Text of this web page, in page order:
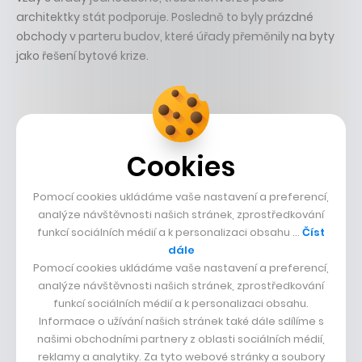
architektky stát podporuje. Posledně to byly prázdné
obchody v parteru budov, které úřady přeměnily na byty
jako řešení bytové krize.
Koncertní sál je jako dobré jídlo. Záleží i na
atmosféře a tom, kdo jí, říká Petr Hájek
Cookies
Pomocí cookies ukládáme vaše nastavení a preferencí,
analýze návštěvnosti našich stránek, zprostředkování
funkcí sociálních médií a k personalizaci obsahu … Číst
dále
Pomocí cookies ukládáme vaše nastavení a preferencí,
analýze návštěvnosti našich stránek, zprostředkování
funkcí sociálních médií a k personalizaci obsahu.
Informace o užívání našich stránek také dále sdílíme s
našimi obchodními partnery z oblasti sociálních médií,
reklamy a analytiky. Za tyto webové stránky a soubory